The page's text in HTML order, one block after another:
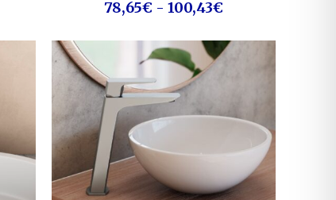
78,65€ - 100,43€